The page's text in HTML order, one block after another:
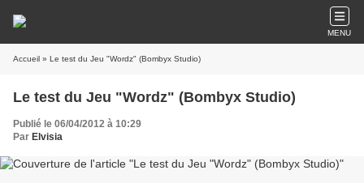
MENU
Accueil » Le test du Jeu "Wordz" (Bombyx Studio)
Le test du Jeu "Wordz" (Bombyx Studio)
Publié le 06/04/2012 à 10:29
Par Elvisia